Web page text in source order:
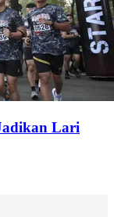
Lari